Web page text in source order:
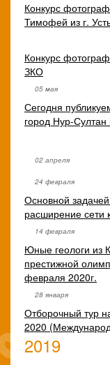
Конкурс
Тимофей из г.
Конкурс
ЗКО
05 мая
Сегодня
город Нур-
02 апреля
24 февраля
Основной
расширение сети
14 февраля
Юные геологи из
престижной
февраля 2020г.
28 января
Отборочный тур
2020
2019